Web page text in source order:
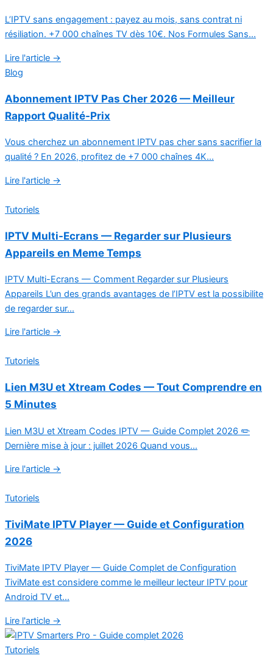
L’IPTV sans engagement : payez au mois, sans contrat ni
résiliation. +7 000 chaînes TV dès 10€. Nos Formules Sans...
Lire l'article →
Blog
Abonnement IPTV Pas Cher 2026 — Meilleur
Rapport Qualité-Prix
Vous cherchez un abonnement IPTV pas cher sans sacrifier la
qualité ? En 2026, profitez de +7 000 chaînes 4K...
Lire l'article →
Tutoriels
IPTV Multi-Ecrans — Regarder sur Plusieurs
Appareils en Meme Temps
IPTV Multi-Ecrans — Comment Regarder sur Plusieurs
Appareils L’un des grands avantages de l’IPTV est la possibilite
de regarder sur...
Lire l'article →
Tutoriels
Lien M3U et Xtream Codes — Tout Comprendre en
5 Minutes
Lien M3U et Xtream Codes IPTV — Guide Complet 2026 ✏️
Dernière mise à jour : juillet 2026 Quand vous...
Lire l'article →
Tutoriels
TiviMate IPTV Player — Guide et Configuration
2026
TiviMate IPTV Player — Guide Complet de Configuration
TiviMate est considere comme le meilleur lecteur IPTV pour
Android TV et...
Lire l'article →
Tutoriels